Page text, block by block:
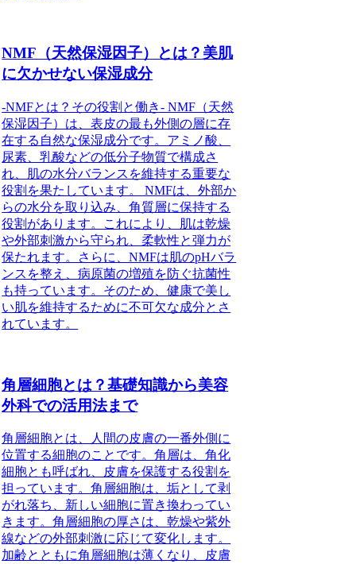
NMF（天然保湿因子）とは？美肌
に欠かせない保湿成分
-NMFとは？その役割と働き- NMF（天然
保湿因子）は、表皮の最も外側の層に存
在する自然な保湿成分です。アミノ酸、
尿素、乳酸などの低分子物質で構成さ
れ、肌の水分バランスを維持する重要な
役割を果たしています。 NMFは、外部か
らの水分を取り込み、角質層に保持する
役割があります。これにより、肌は乾燥
や外部刺激から守られ、柔軟性と弾力が
保たれます。さらに、NMFは肌のpHバラ
ンスを整え、病原菌の増殖を防ぐ抗菌性
も持っています。そのため、健康で美し
い肌を維持するために不可欠な成分とさ
れています。
角層細胞とは？基礎知識から美容
外科での活用法まで
角層細胞とは、人間の皮膚の一番外側に
位置する細胞のことです。角層は、角化
細胞とも呼ばれ、皮膚を保護する役割を
担っています。角層細胞は、垢として剥
がれ落ち、新しい細胞に置き換わってい
きます。角層細胞の厚さは、乾燥や紫外
線などの外部刺激に応じて変化します。
加齢とともに角層細胞は薄くなり、皮膚